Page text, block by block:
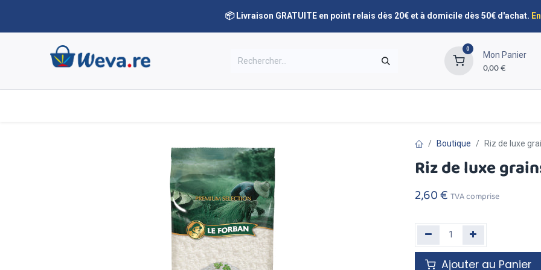
📦 Livraison GRATUITE en point relais dès 20€ et à domicile dès 50€ d'achat.
0
Mon Panier
0,00€
Boutique Riz de luxe
Riz de luxe
2,60€ TVA comprise
Ajouter au Panier